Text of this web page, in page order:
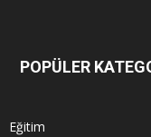
POPÜLER
Eğitim